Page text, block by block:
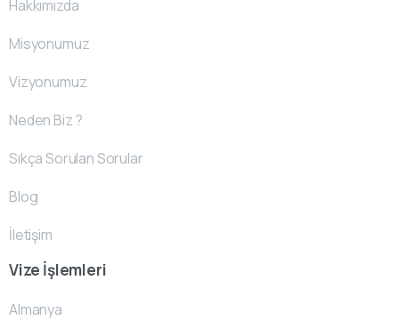
Hakkımızda
Misyonumuz
Vizyonumuz
Neden Biz ?
Sıkça Sorulan Sorular
Blog
İletişim
Vize İşlemleri
Almanya